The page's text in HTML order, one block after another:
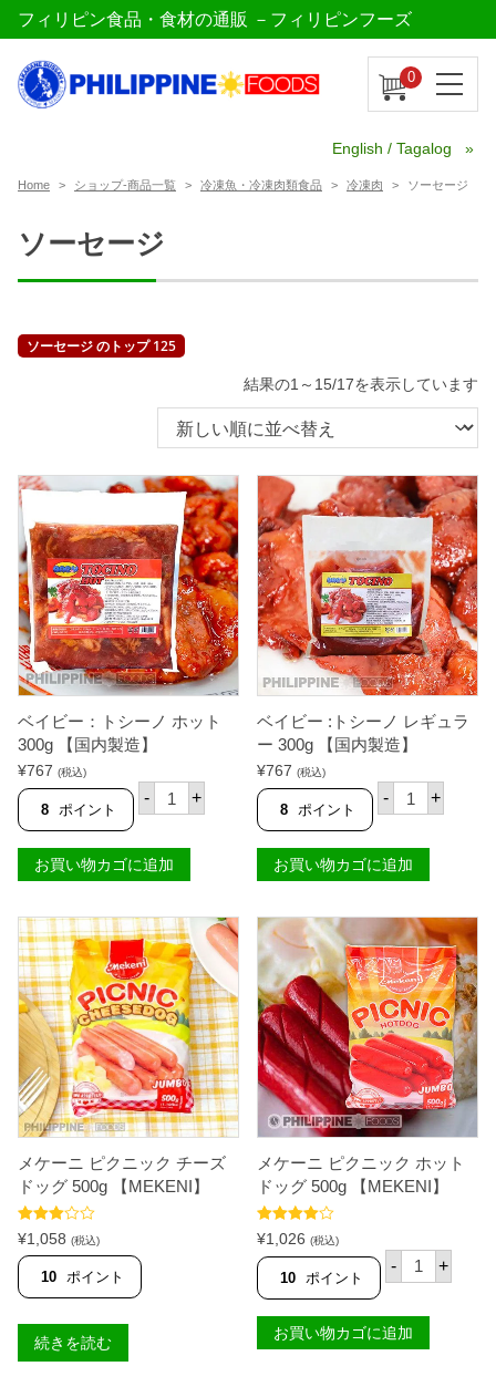
フィリピン食品・食材の通販 －フィリピンフーズ
0
English / Tagalog
Home ショップ-商品一覧 冷凍魚・冷凍肉類食品 冷凍肉 ソーセージ
ソーセージ
ソーセージ のトップ 125
結果の1～15/17を表示しています
し
ベイビー：トシーノ ホット
300g 【国内製造】
¥767 (税込)
8 ポイント
- ベ
イ
：
ト
ー
ノ
ホ
ッ
ト
3
0
0
g
【
国
内
製
造
】
個
+
お買い物カゴに追加
ベイビー :トシーノ レギュラ
ー 300g 【国内製造】
¥767 (税込)
8 ポイント
- ベ
イ
:
ト
ー
ノ
レ
ギ
ュ
ラ
ー
3
0
0
g
【
国
内
製
造
】
+
お買い物カゴに追加
メケーニ ピクニック チーズ
ドッグ 500g 【MEKENI】
5段階中
3.50の
評価
¥1,058 (税込)
10 ポイント
続きを読む
メケーニ ピクニック ホット
ドッグ 500g 【MEKENI】
5段階中
4.00の評
価
¥1,026 (税込)
10 ポイント
- メ
ケ
ピ
ク
+
お買い物カゴに追加